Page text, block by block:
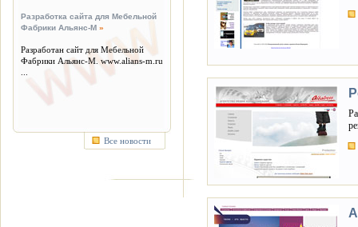
Разработка сайта для Мебельной
Фабрики Альянс-М »
Разработан сайт для Мебельной
Фабрики Альянс-М. www.alians-m.ru
Все новости